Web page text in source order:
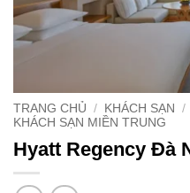
TRANG CHỦ / KHÁCH SẠN /
KHÁCH SẠN MIỀN TRUNG
Hyatt Regency Đà